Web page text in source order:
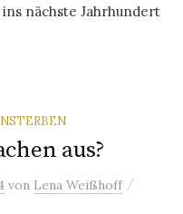
nächste Jahrhundert
aus?
von Lena Weißhoff /